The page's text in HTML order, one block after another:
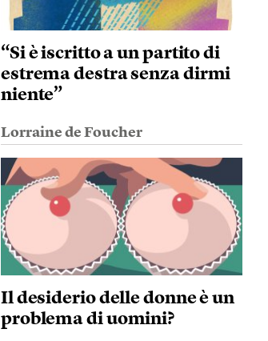
“Si è iscritto a un partito di
estrema destra senza dirmi
niente”
Lorraine de Foucher
Il desiderio delle donne è un
problema di uomini?